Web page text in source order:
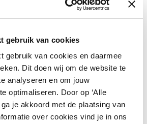
gebruik van cookies
gebruik van cookies en daarmee
Dit doen wij om de website te
analyseren en om jouw
optimaliseren. Door op ‘Alle
je akkoord met de plaatsing van
over cookies vind je in ons
bij het beheren en verbeteren
en begeleiden van interne en